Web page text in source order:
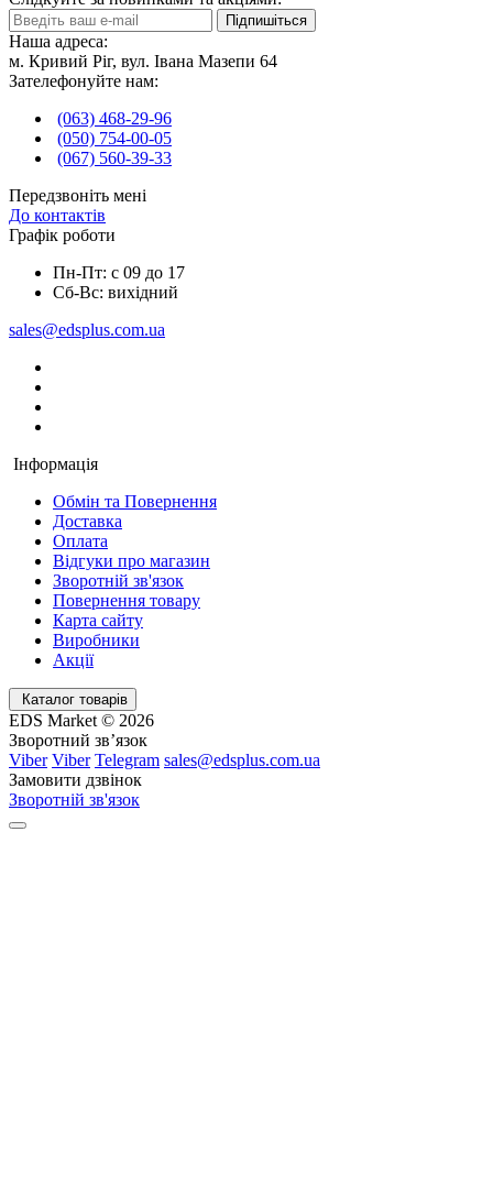
Підпишіться
Наша адреса:
м. Кривий Ріг, вул. Івана Мазепи 64
Зателефонуйте нам:
(063) 468-29-96
(050) 754-00-05
(067) 560-39-33
Передзвоніть мені
До контактів
Графік роботи
Пн-Пт: с 09 до 17
Сб-Вс: вихідний
sales@edsplus.com.ua
Інформація
Обмін та Повернення
Доставка
Оплата
Відгуки про магазин
Зворотній зв'язок
Повернення товару
Карта сайту
Виробники
Акції
Каталог товарів
EDS Market © 2026
Зворотний зв’язок
Viber Viber Telegram sales@edsplus.com.ua
Замовити дзвінок
Зворотній зв'язок